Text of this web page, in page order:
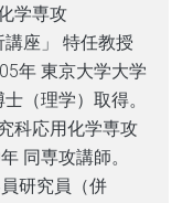
学専攻
座」 特任教授
年 東京大学大学
（理学）取得。
科応用化学専攻
同専攻講師。
研究員（併